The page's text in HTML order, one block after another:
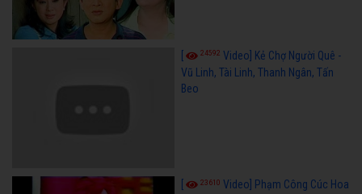
24592 Video] Kẻ Chợ Người Quê -
Vũ Linh, Tài Linh, Thanh Ngân, Tấn
Beo
23610 Video] Phạm Công Cúc Hoa